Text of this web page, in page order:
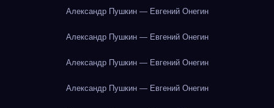
Александр Пушкин — Евгений Онегин
Александр Пушкин — Евгений Онегин
Александр Пушкин — Евгений Онегин
Александр Пушкин — Евгений Онегин